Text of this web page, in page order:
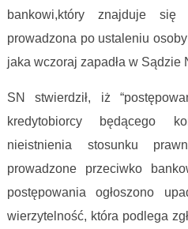
bankowi,który znajduje
prowadzona po ustaleniu
jaka wczoraj zapadła w Sądzie
SN stwierdził, iż
kredytobiorcy będącego
nieistnienia stosunku
prowadzone przeciwko
postępowania ogłoszono
wierzytelność, która podlega